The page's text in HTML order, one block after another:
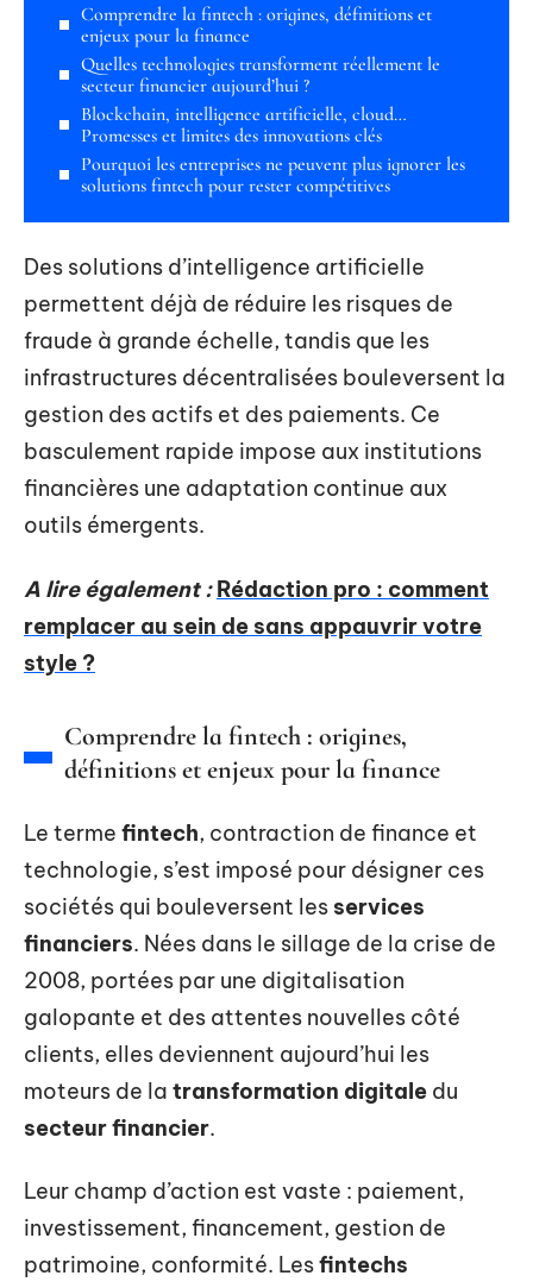
Comprendre la fintech : origines, définitions et
enjeux pour la finance
Quelles technologies transforment réellement le
secteur financier aujourd’hui ?
Blockchain, intelligence artificielle, cloud…
Promesses et limites des innovations clés
Pourquoi les entreprises ne peuvent plus ignorer les
solutions fintech pour rester compétitives
Des solutions d’intelligence artificielle
permettent déjà de réduire les risques de
fraude à grande échelle, tandis que les
infrastructures décentralisées bouleversent la
gestion des actifs et des paiements. Ce
basculement rapide impose aux institutions
financières une adaptation continue aux
outils émergents.
A lire également : Rédaction pro : comment
remplacer au sein de sans appauvrir votre
style ?
Comprendre la fintech : origines,
définitions et enjeux pour la finance
Le terme fintech, contraction de finance et
technologie, s’est imposé pour désigner ces
sociétés qui bouleversent les services
financiers. Nées dans le sillage de la crise de
2008, portées par une digitalisation
galopante et des attentes nouvelles côté
clients, elles deviennent aujourd’hui les
moteurs de la transformation digitale du
secteur financier.
Leur champ d’action est vaste : paiement,
investissement, financement, gestion de
patrimoine, conformité. Lesfintechs